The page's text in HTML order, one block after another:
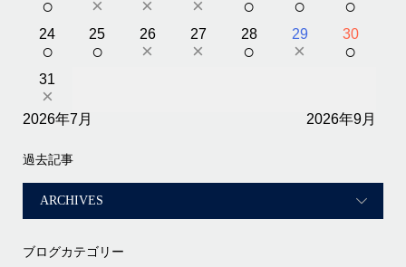
○ × × × ○ ○ ○
24
○
25
○
26
×
27
×
28
○
29
×
30
○
31
×
2026年7月 2026年9月
過去記事
ブログカテゴリー